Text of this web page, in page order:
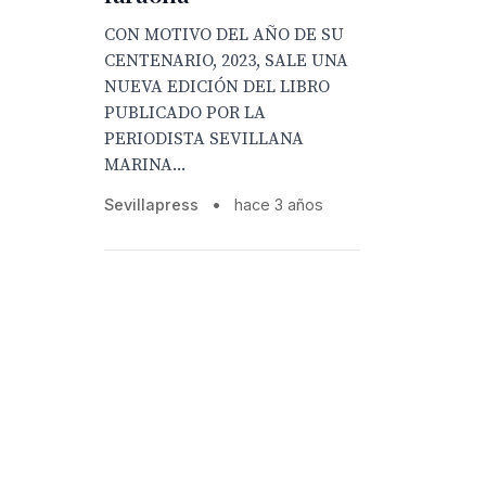
CON MOTIVO DEL AÑO DE SU
CENTENARIO, 2023, SALE UNA
NUEVA EDICIÓN DEL LIBRO
PUBLICADO POR LA
PERIODISTA SEVILLANA
MARINA...
Sevillapress • hace 3 años